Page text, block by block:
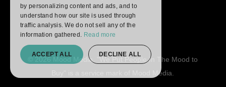
© 2026 Mood Media. "We Put People In The Mood to
Buy" is a service mark of Mood Media.
by personalizing content and ads, and to
understand how our site is used through
traffic analysis. We do not sell any of the
information gathered. Read more
ACCEPT ALL DECLINE ALL